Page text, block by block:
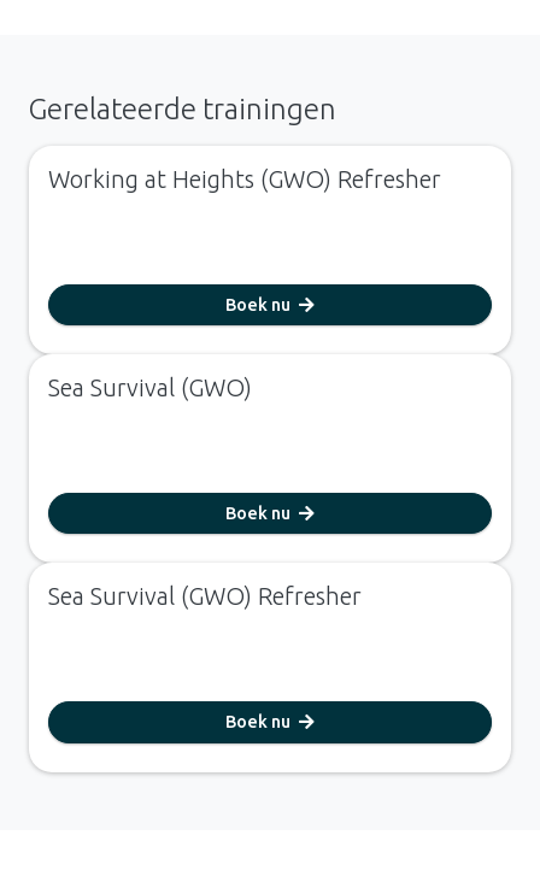
Gerelateerde trainingen
Working at Heights (GWO) Refresher
Boek nu
Sea Survival (GWO)
Boek nu
Sea Survival (GWO) Refresher
Boek nu